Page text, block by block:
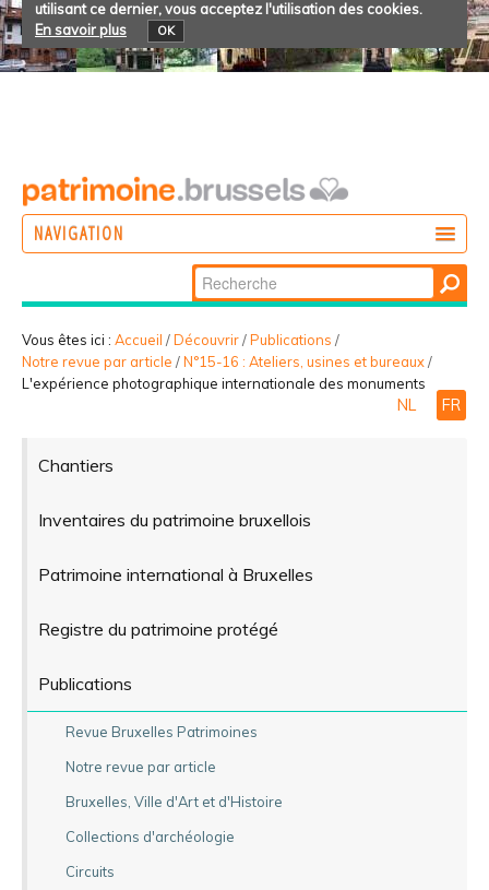
utilisant ce dernier, vous acceptez l'utilisation des cookies.
En savoir plus
OK
NAVIGATION
PARTICIPER
Chercher par
Recherche
avancée…
Vous êtes ici : Accueil /Découvrir/Publications /
Notre revue par article /N°15-16 : Ateliers, usines et bureaux/
L'expérience photographique internationale des monuments
NL FR
Chantiers
Inventaires du patrimoine bruxellois
Patrimoine international à Bruxelles
Registre du patrimoine protégé
Publications
Revue Bruxelles Patrimoines
Notre revue par article
Bruxelles, Ville d'Art et d'Histoire
Collections d'archéologie
Circuits